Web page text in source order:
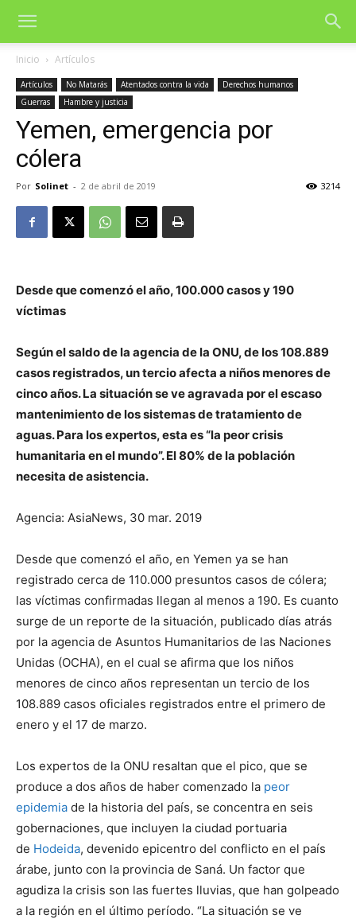
Inicio Artículos
Artículos No Matarás Atentados contra la vida
Derechos humanos
Guerras
Hambre y justicia
Yemen, emergencia por
cólera
Por Solinet - 2 de abril de 2019 3214
Desde que comenzó el año, 100.000 casos y 190
víctimas
Según el saldo de la agencia de la ONU, de los 108.889
casos registrados, un tercio afecta a niños menores de
cinco años. La situación se ve agravada por el escaso
mantenimiento de los sistemas de tratamiento de
aguas. Para los expertos, esta es “la peor crisis
humanitaria en el mundo”. El 80% de la población
necesita de asistencia.
Agencia: AsiaNews, 30 mar. 2019
Desde que comenzó el año, en Yemen ya se han
registrado cerca de 110.000 presuntos casos de cólera;
las víctimas confirmadas llegan al menos a 190. Es cuanto
surge de un reporte de la situación, publicado días atrás
por la agencia de Asuntos Humanitarios de las Naciones
Unidas (OCHA), en el cual se afirma que los niños
menores de cinco años representan un tercio de los
108.889 casos oficiales registrados entre el primero de
enero y el 17 de marzo.
Los expertos de la ONU resaltan que el pico, que se
produce a dos años de haber comenzado la peor
epidemia de la historia del país, se concentra en seis
gobernaciones, que incluyen la ciudad portuaria
de Hodeida, devenido epicentro del conflicto en el país
árabe, junto con la provincia de Saná. Un factor que
agudiza la crisis son las fuertes lluvias, que han golpeado
a la región en el último período. “La situación se ve